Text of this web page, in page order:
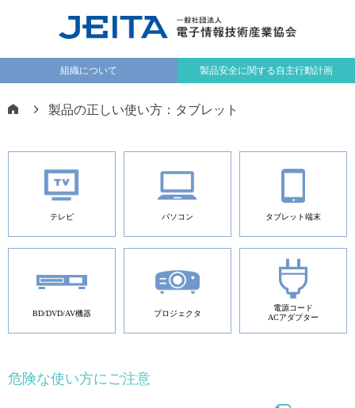
組織について 製品安全に関する自主行動計画
製品の正しい使い方：タブレット
テレビ パソコン タブレット端末
BD/DVD/AV機器 プロジェクタ
電源コード
ACアダプター
危険な使い方にご注意